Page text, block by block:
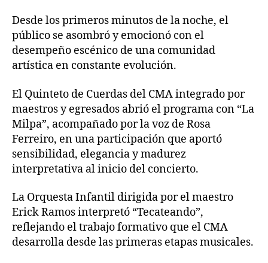
Desde los primeros minutos de la noche, el
público se asombró y emocionó con el
desempeño escénico de una comunidad
artística en constante evolución.
El Quinteto de Cuerdas del CMA integrado por
maestros y egresados abrió el programa con “La
Milpa”, acompañado por la voz de Rosa
Ferreiro, en una participación que aportó
sensibilidad, elegancia y madurez
interpretativa al inicio del concierto.
La Orquesta Infantil dirigida por el maestro
Erick Ramos interpretó “Tecateando”,
reflejando el trabajo formativo que el CMA
desarrolla desde las primeras etapas musicales.